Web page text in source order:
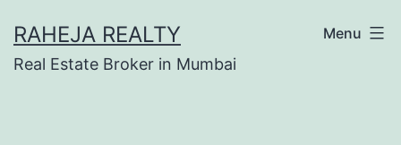
RAHEJA REALTY
Real Estate Broker in Mumbai
Menu